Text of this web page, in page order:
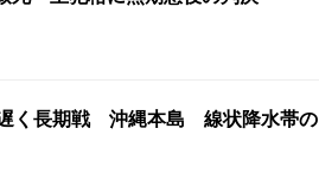
く長期戦 沖縄本島 線状降水帯の